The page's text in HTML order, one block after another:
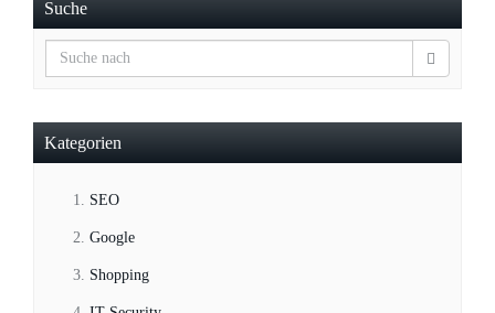
Suche
Kategorien
SEO
Google
Shopping